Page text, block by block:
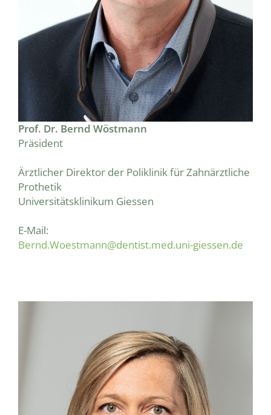
Prof. Dr. Bernd Wöstmann
Präsident
Ärztlicher Direktor der Poliklinik für Zahnärztliche
Prothetik
Universitätsklinikum Giessen
E-Mail:
Bernd.Woestmann@dentist.med.uni-giessen.de